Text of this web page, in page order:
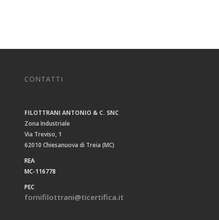
CONTATTI
FILOTTRANI ANTONIO & C. SNC
Zona Industriale
Via Treviso, 1
62010 Chiesanuova di Treia (MC)
REA
MC-116778
PEC
fornifilottrani@ticertifica.it